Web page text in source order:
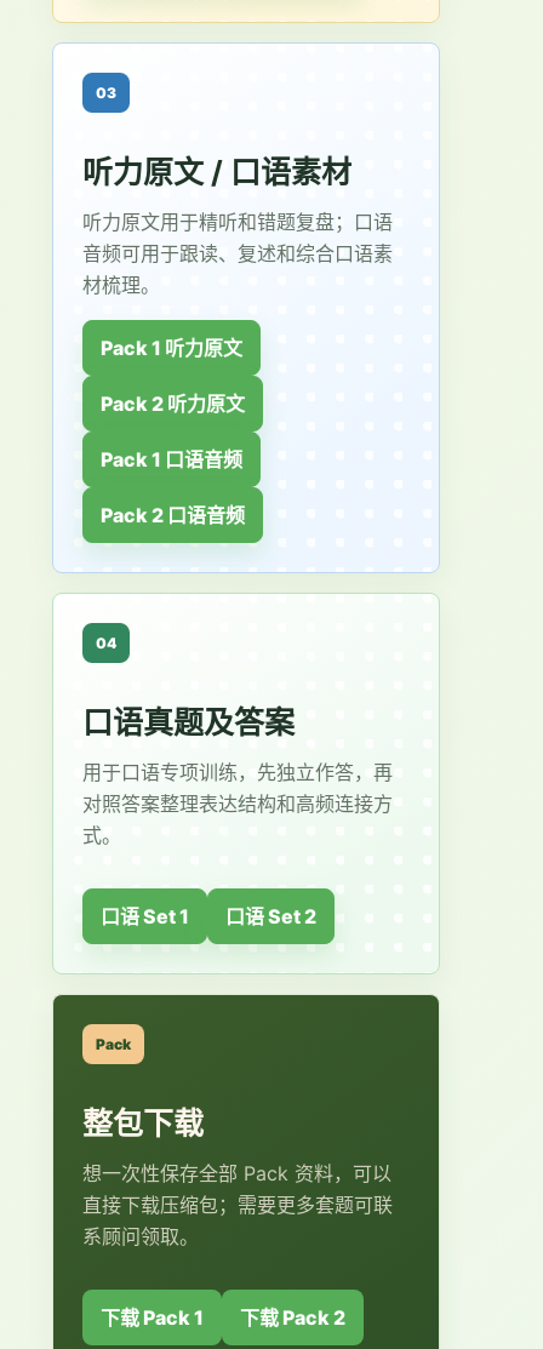
03
听力原文 / 口语素材
听力原文用于精听和错题复盘；口语
音频可用于跟读、复述和综合口语素
材梳理。
Pack 1 听力原文
Pack 2 听力原文
Pack 1 口语音频
Pack 2 口语音频
04
口语真题及答案
用于口语专项训练，先独立作答，再
对照答案整理表达结构和高频连接方
式。
口语 Set 1 口语 Set 2
Pack
整包下载
想一次性保存全部 Pack 资料，可以
直接下载压缩包；需要更多套题可联
系顾问领取。
下载 Pack 1 下载 Pack 2